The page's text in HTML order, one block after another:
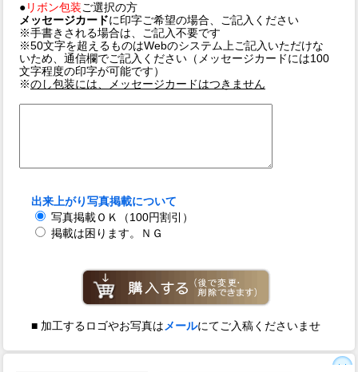
● リボン包装 ご選択の方
メッセージカードに印字ご希望の場合、ご記入ください
※手書きされる場合は、ご記入不要です
※50文字を超えるものはWebのシステム上ご記入いただけな
いため、通信欄でご記入ください（メッセージカードには100
文字程度の印字が可能です）
※のし包装には、メッセージカードはつきません
出来上がり写真掲載について
写真掲載ＯＫ（100円割引）
掲載は困ります。ＮＧ
■ 加工するロゴやお写真は メールにてご入稿くださいませ